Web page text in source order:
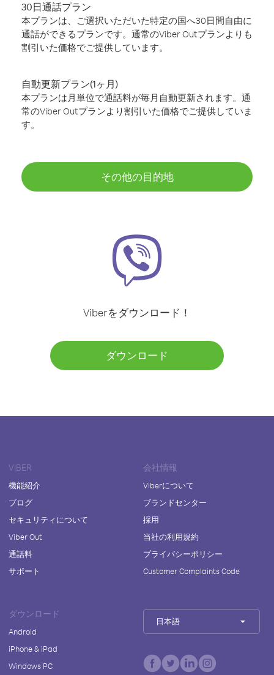
30日通話プラン
本プランは、ご選択いただいた特定の国へ30日間自由に
通話ができるプランです。通常のViber Outプランよりも
割引いた価格でご提供しています。
自動更新プラン(1ヶ月)
本プランは月単位で通話料が毎月自動更新されます。通
常のViber Outプランより割引いた価格でご提供していま
す。
その他の目的地
Viberをダウンロード！
ダウンロード
VIBER
機能紹介
ブログ
セキュリティについて
Viber Out
通話料
サポート
会社情報
Viberについて
ブランドセンター
採用
当社の利用規約
プライバシーポリシー
Customer Complaints Code
ダウンロード
Android
iPhone & iPad
Windows PC
日本語